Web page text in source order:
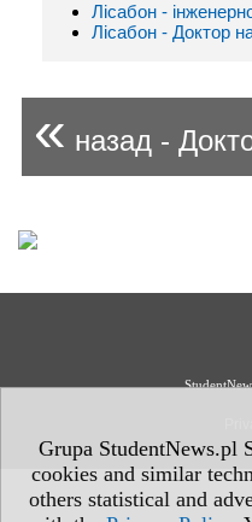
Grupa StudentNews.pl
cookies and similar
others statistical and
Лісабон -
Лісабон - Доктор
« назад -